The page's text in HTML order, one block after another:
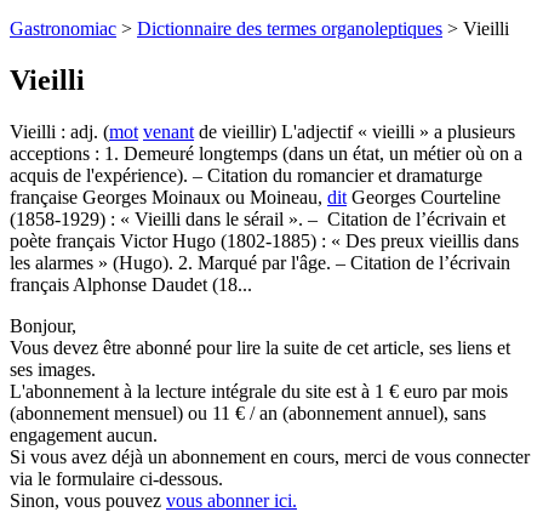
Gastronomiac > Dictionnaire des termes organoleptiques > Vieilli
Vieilli
Vieilli : adj. (mot venant de vieillir) L'adjectif « vieilli » a plusieurs
acceptions : 1. Demeuré longtemps (dans un état, un métier où on a
acquis de l'expérience). – Citation du romancier et dramaturge
française Georges Moinaux ou Moineau, dit Georges Courteline
(1858-1929) : « Vieilli dans le sérail ». – Citation de l’écrivain et
poète français Victor Hugo (1802-1885) : « Des preux vieillis dans
les alarmes » (Hugo). 2. Marqué par l'âge. – Citation de l’écrivain
français Alphonse Daudet (18...
Bonjour,
Vous devez être abonné pour lire la suite de cet article, ses liens et
ses images.
L'abonnement à la lecture intégrale du site est à 1 € euro par mois
(abonnement mensuel) ou 11 € / an (abonnement annuel), sans
engagement aucun.
Si vous avez déjà un abonnement en cours, merci de vous connecter
via le formulaire ci-dessous.
Sinon, vous pouvez vous abonner ici.